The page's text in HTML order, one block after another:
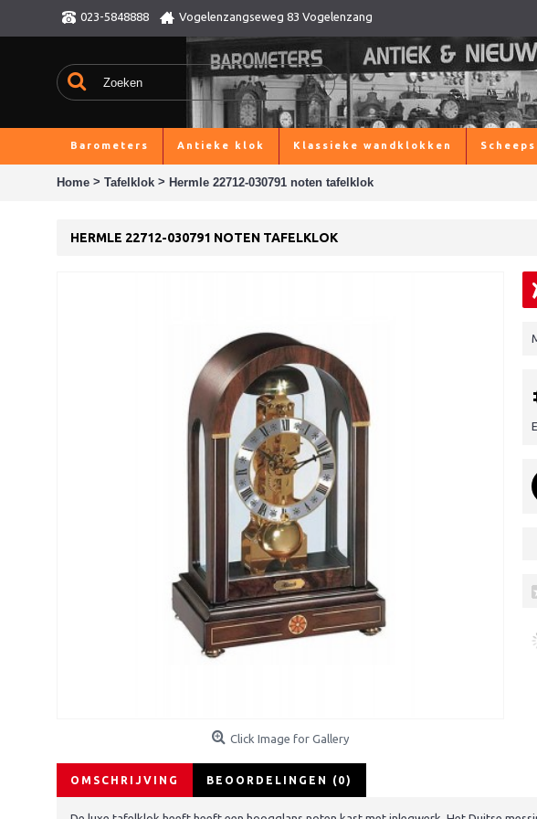
023-5848888 Vogelenzangseweg 83 Vogelenzang
Barometers Antieke klok Klassieke wandklokken
Home > Tafelklok > Hermle 22712-030791 noten tafelklok
HERMLE 22712-030791 NOTEN TAFELKLOK
Click Image for Gallery
OMSCHRIJVING BEOORDELINGEN (0)